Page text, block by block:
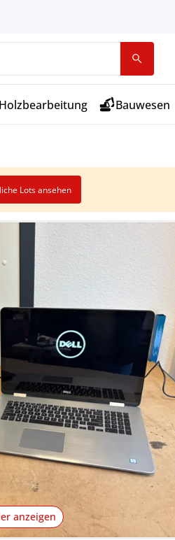
Holzbearbeitung Bauwesen
Lots ansehen
anzeigen